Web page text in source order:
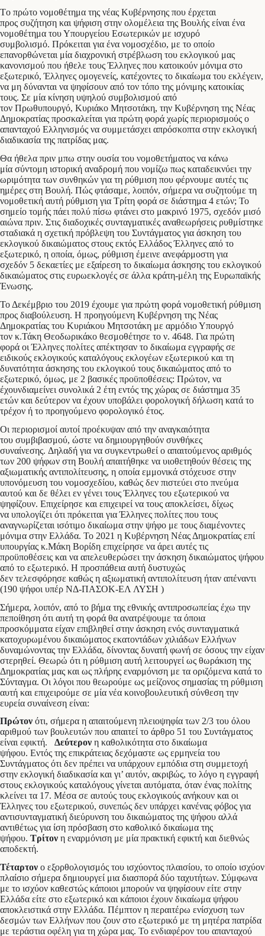
​Tο πρώτο νομοθέτημα της νέας Κυβέρνησης που έρχεται
προς συζήτηση και ψήφιση στην ολομέλεια της Βουλής είναι ένα
νομοθέτημα του Υπουργείου Εσωτερικών με ισχυρό
συμβολισμό. Πρόκειται για ένα νομοσχέδιο, με το οποίο
επανορθώνεται μία διαχρονική στρέβλωση του εκλογικού μας
κανονισμού που ήθελε τους Έλληνες που κατοικούν μόνιμα στο
εξωτερικό, Έλληνες ομογενείς, κατέχοντες το δικαίωμα του εκλέγειν,
να μη δύνανται να ψηφίσουν από τον τόπο της μόνιμης κατοικίας
τους. Σε μία κίνηση υψηλού συμβολισμού από
τον Πρωθυπουργό, Κυριάκο Μητσοτάκη, την Κυβέρνηση της Νέας
Δημοκρατίας προσκαλείται για πρώτη φορά χωρίς περιορισμούς ο
απανταχού Ελληνισμός να συμμετάσχει απρόσκοπτα στην εκλογική
διαδικασία της πατρίδας μας.
​Θα ήθελα πριν μπω στην ουσία του νομοθετήματος να κάνω
μία σύντομη ιστορική αναδρομή που νομίζω πως καταδεικνύει την
ωριμότητα των συνθηκών για τη ρύθμιση που φέρνουμε αυτές τις
ημέρες στη Βουλή. Πώς φτάσαμε, λοιπόν, σήμερα να συζητούμε τη
νομοθετική αυτή ρύθμιση για Τρίτη φορά σε διάστημα 4 ετών; Το
σημείο τομής πάει πολύ πίσω φτάνει στο μακρινό 1975, σχεδόν μισό
αιώνα πριν. Στις διαδοχικές συνταγματικές αναθεωρήσεις ρυθμίστηκε
σταδιακά η σχετική πρόβλεψη του Συντάγματος για άσκηση του
εκλογικού δικαιώματος στους εκτός Ελλάδος Έλληνες από το
εξωτερικό, η οποία, όμως, ρύθμιση έμεινε ανεφάρμοστη για
σχεδόν 5 δεκαετίες με εξαίρεση το δικαίωμα άσκησης του εκλογικού
δικαιώματος στις ευρωεκλογές σε άλλα κράτη-μέλη της Ευρωπαϊκής
Ένωσης.
​Το Δεκέμβριο του 2019 έχουμε για πρώτη φορά νομοθετική ρύθμιση
προς διαβούλευση. Η προηγούμενη Κυβέρνηση της Νέας
Δημοκρατίας του Κυριάκου Μητσοτάκη με αρμόδιο Υπουργό
τον κ.Τάκη Θεοδωρικάκο θεσμοθέτησε το ν. 4648. Για πρώτη
φορά οι Έλληνες πολίτες απέκτησαν το δικαίωμα εγγραφής σε
ειδικούς εκλογικούς καταλόγους εκλογέων εξωτερικού και τη
δυνατότητα άσκησης του εκλογικού τους δικαιώματος από το
εξωτερικό, όμως, με 2 βασικές προϋποθέσεις: Πρώτον, να
έχουνδιαμείνει συνολικά 2 έτη εντός της χώρας σε διάστημα 35
ετών και δεύτερον να έχουν υποβάλει φορολογική δήλωση κατά το
τρέχον ή το προηγούμενο φορολογικό έτος.
​Οι περιορισμοί αυτοί προέκυψαν από την αναγκαιότητα
του συμβιβασμού, ώστε να δημιουργηθούν συνθήκες
συναίνεσης. Δηλαδή για να συγκεντρωθεί ο απαιτούμενος αριθμός
των 200 ψήφων στη Βουλή απαιτήθηκε να υιοθετηθούν θέσεις της
αξιωματικής αντιπολίτευσης, η οποία εμμονικά στόχευσε στην
υπονόμευση του νομοσχεδίου, καθώς δεν πιστεύει στο πνεύμα
αυτού και δε θέλει εν γένει τους Έλληνες του εξωτερικού να
ψηφίζουν. Επιχείρησε και επιχειρεί να τους αποκλείσει, δίχως
να υπολογίζει ότι πρόκειται για Έλληνες πολίτες που τους
αναγνωρίζεται ισότιμο δικαίωμα στην ψήφο με τους διαμένοντες
μόνιμα στην Ελλάδα. Το 2021 η Κυβέρνηση Νέας Δημοκρατίας επί
υπουργίας κ.Μάκη Βορίδη επιχείρησε να άρει αυτές τις
προϋποθέσεις και να απελευθερώσει την άσκηση δικαιώματος ψήφου
από το εξωτερικό. Η προσπάθεια αυτή δυστυχώς
δεν τελεσφόρησε καθώς η αξιωματική αντιπολίτευση ήταν απέναντι
(190 ψήφοι υπέρ ΝΔ-ΠΑΣΟΚ-ΕΛ ΛΥΣΗ )
​Σήμερα, λοιπόν, από το βήμα της εθνικής αντιπροσωπείας έχω την
πεποίθηση ότι αυτή τη φορά θα ανατρέψουμε τα όποια
προσκόμματα είχαν επιβληθεί στην άσκηση ενός συνταγματικά
κατοχυρωμένου δικαιώματος εκατοντάδων χιλιάδων Ελλήνων
δυναμώνοντας την Ελλάδα, δίνοντας δυνατή φωνή σε όσους την είχαν
στερηθεί. Θεωρώ ότι η ρύθμιση αυτή λειτουργεί ως θωράκιση της
Δημοκρατίας μας και ως πλήρης εναρμόνιση με τα οριζόμενα κατά το
Σύνταγμα. Οι λόγοι που θεωρούμε ως μείζονος σημασίας τη ρύθμιση
αυτή και επιχειρούμε σε μία νέα κοινοβουλευτική σύνθεση την
ευρεία συναίνεση είναι:
Πρώτον ότι, σήμερα η απαιτούμενη πλειοψηφία των 2/3 του όλου
αριθμού των βουλευτών που απαιτεί το άρθρο 51 του Συντάγματος
είναι εφικτή. Δεύτερον η καθολικότητα στο δικαίωμα
ψήφου. Εντός της επικράτειας δεχόμαστε ως ερμηνεία του
Συντάγματος ότι δεν πρέπει να υπάρχουν εμπόδια στη συμμετοχή
στην εκλογική διαδικασία και γι’ αυτόν, ακριβώς, το λόγο η εγγραφή
στους εκλογικούς καταλόγους γίνεται αυτόματα, όταν ένας πολίτης
κλείνει τα 17. Μέσα σε αυτούς τους εκλογικούς ανήκουν και οι
Έλληνες του εξωτερικού, συνεπώς δεν υπάρχει κανένας φόβος για
αντισυνταγματική διεύρυνση του δικαιώματος της ψήφου αλλά
αντιθέτως για ίση πρόσβαση στο καθολικό δικαίωμα της
ψήφου. Τρίτον η εναρμόνιση με μία πρακτική εφικτή και διεθνώς
αποδεκτή.
Τέταρτον ο εξορθολογισμός του ισχύοντος πλαισίου, το οποίο ισχύον
πλαίσιο σήμερα δημιουργεί μια διασπορά δύο ταχυτήτων. Σύμφωνα
με το ισχύον καθεστώς κάποιοι μπορούν να ψηφίσουν είτε στην
Ελλάδα είτε στο εξωτερικό και κάποιοι έχουν δικαίωμα ψήφου
αποκλειστικά στην Ελλάδα. Πέμπτον η περαιτέρω ενίσχυση των
δεσμών των Ελλήνων που ζουν στο εξωτερικό με τη μητέρα πατρίδα
με τεράστια οφέλη για τη χώρα μας. Το ενδιαφέρον του απανταχού